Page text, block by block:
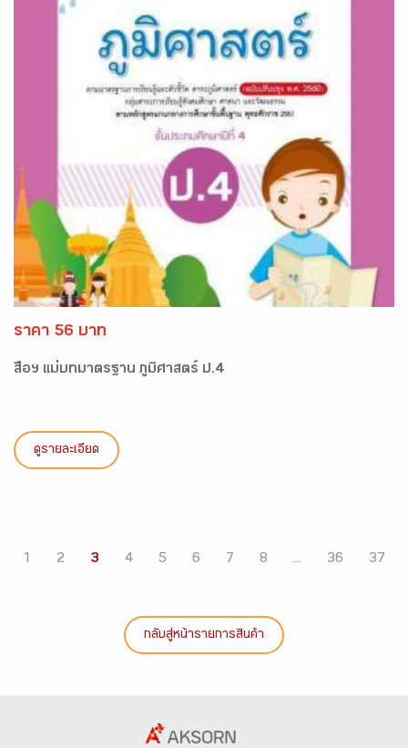
ราคา 56 บาท
สื่อฯ แม่บทมาตรฐาน ภูมิศาสตร์ ป.4
ดูรายละเอียด
1 2 3 4 5 6 7 8 ... 36 37
กลับสู่หน้ารายการสินค้า